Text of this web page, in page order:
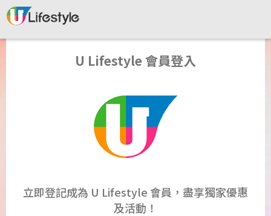
U Lifestyle 會員登入
立即登記成為 U Lifestyle 會員，盡享獨家優惠
及活動！